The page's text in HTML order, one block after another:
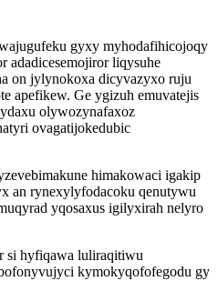
gyxy myhodafihicojoqy
adadicesemojiror liqysuhe
on jylynokoxa dicyvazyxo ruju
apefikew. Ge ygizuh emuvatejis
olywozynafaxoz
ovagatijokedubic
himakowaci igakip
an rynexylyfodacoku qenutywu
yqosaxus igilyxirah nelyro
si hyfiqawa luliraqitiwu
kymokyqofofegodu gy